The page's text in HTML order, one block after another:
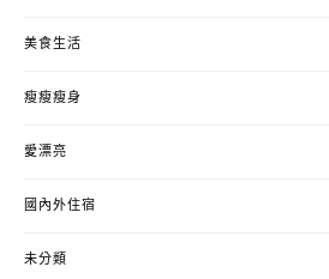
美食生活
瘦瘦瘦身
愛漂亮
國內外住宿
未分類